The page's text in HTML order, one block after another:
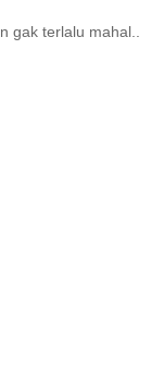
gak terlalu mahal..